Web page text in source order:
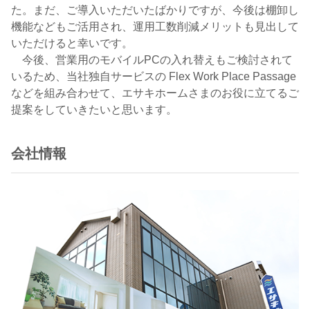
た。まだ、ご導入いただいたばかりですが、今後は棚卸し
機能などもご活用され、運用工数削減メリットも見出して
いただけると幸いです。
今後、営業用のモバイルPCの入れ替えもご検討されて
いるため、当社独自サービスの Flex Work Place Passage
などを組み合わせて、エサキホームさまのお役に立てるご
提案をしていきたいと思います。
会社情報